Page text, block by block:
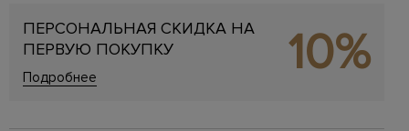
ПЕРСОНАЛЬНАЯ СКИДКА НА
ПЕРВУЮ ПОКУПКУ
Подробнее 10%